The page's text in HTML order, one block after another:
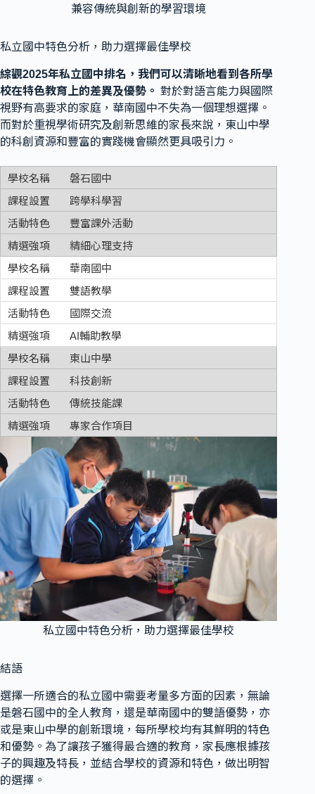
兼容傳統與創新的學習環境
私立國中特色分析，助力選擇最佳學校
綜觀2025年私立國中排名，我們可以清晰地看到各所學
校在特色教育上的差異及優勢。 對於對語言能力與國際
視野有高要求的家庭，華南國中不失為一個理想選擇。
而對於重視學術研究及創新思維的家長來說，東山中學
的科創資源和豐富的實踐機會顯然更具吸引力。
磐石國中
跨學科學習
豐富課外活動
精細心理支持
華南國中
雙語教學
國際交流
AI輔助教學
東山中學
科技創新
傳統技能課
專家合作項目
私立國中特色分析，助力選擇最佳學校
結語
選擇一所適合的私立國中需要考量多方面的因素，無論
是磐石國中的全人教育，還是華南國中的雙語優勢，亦
或是東山中學的創新環境，每所學校均有其鮮明的特色
和優勢。為了讓孩子獲得最合適的教育，家長應根據孩
子的興趣及特長，並結合學校的資源和特色，做出明智
的選擇。